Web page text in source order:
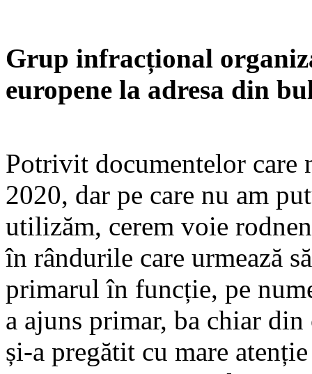
Grup infracțional
europene la adresa din
Potrivit documentelor care
2020, dar pe care nu am
utilizăm, cerem voie
în rândurile care urmează
primarul în funcție, pe
a ajuns primar, ba chiar
și-a pregătit cu mare